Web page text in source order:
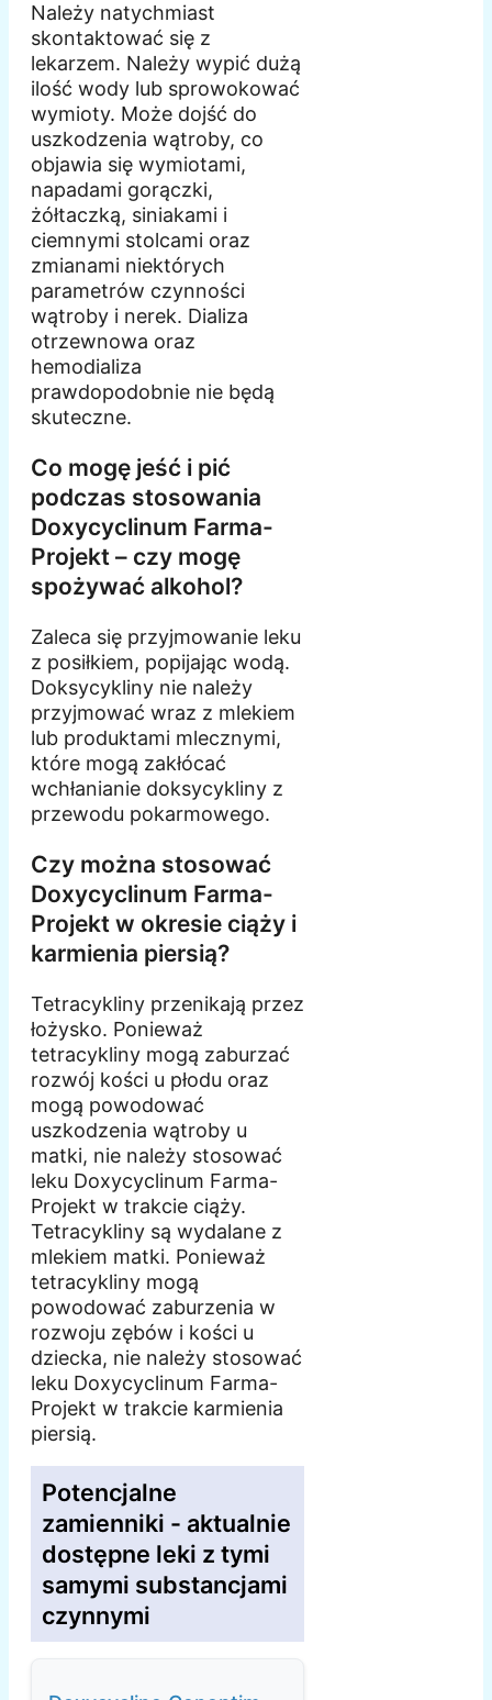
Należy natychmiast
skontaktować się z
lekarzem. Należy wypić dużą
ilość wody lub sprowokować
wymioty. Może dojść do
uszkodzenia wątroby, co
objawia się wymiotami,
napadami gorączki,
żółtaczką, siniakami i
ciemnymi stolcami oraz
zmianami niektórych
parametrów czynności
wątroby i nerek. Dializa
otrzewnowa oraz
hemodializa
prawdopodobnie nie będą
skuteczne.
Co mogę jeść i pić
podczas stosowania
Doxycyclinum Farma-
Projekt – czy mogę
spożywać alkohol?
Zaleca się przyjmowanie leku
z posiłkiem, popijając wodą.
Doksycykliny nie należy
przyjmować wraz z mlekiem
lub produktami mlecznymi,
które mogą zakłócać
wchłanianie doksycykliny z
przewodu pokarmowego.
Czy można stosować
Doxycyclinum Farma-
Projekt w okresie ciąży i
karmienia piersią?
Tetracykliny przenikają przez
łożysko. Ponieważ
tetracykliny mogą zaburzać
rozwój kości u płodu oraz
mogą powodować
uszkodzenia wątroby u
matki, nie należy stosować
leku Doxycyclinum Farma-
Projekt w trakcie ciąży.
Tetracykliny są wydalane z
mlekiem matki. Ponieważ
tetracykliny mogą
powodować zaburzenia w
rozwoju zębów i kości u
dziecka, nie należy stosować
leku Doxycyclinum Farma-
Projekt w trakcie karmienia
piersią.
Potencjalne
zamienniki - aktualnie
dostępne leki z tymi
samymi substancjami
czynnymi